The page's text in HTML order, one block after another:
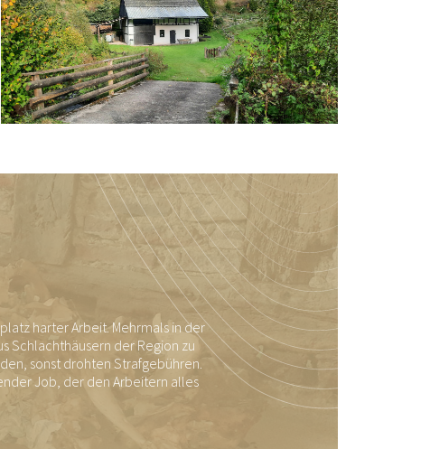
harter Arbeit. Mehrmals in der
Schlachthäusern der Region zu
sonst drohten Strafgebühren.
Job, der den Arbeitern alles